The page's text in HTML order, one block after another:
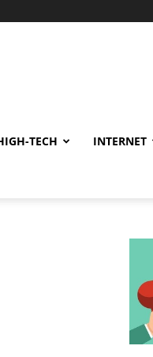
TECH INTERNET